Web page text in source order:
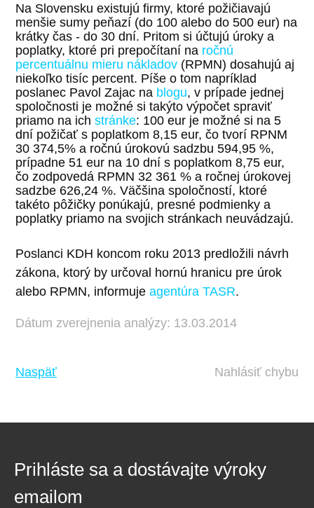
Na Slovensku existujú firmy, ktoré požičiavajú
menšie sumy peňazí (do 100 alebo do 500 eur) na
krátky čas - do 30 dní. Pritom si účtujú úroky a
poplatky, ktoré pri prepočítaní na ročnú
percentuálnu mieru nákladov (RPMN) dosahujú aj
niekoľko tisíc percent. Píše o tom napríklad
poslanec Pavol Zajac na blogu, v prípade jednej
spoločnosti je možné si takýto výpočet spraviť
priamo na ich stránke: 100 eur je možné si na 5
dní požičať s poplatkom 8,15 eur, čo tvorí RPNM
30 374,5% a ročnú úrokovú sadzbu 594,95 %,
prípadne 51 eur na 10 dní s poplatkom 8,75 eur,
čo zodpovedá RPMN 32 361 % a ročnej úrokovej
sadzbe 626,24 %. Väčšina spoločností, ktoré
takéto pôžičky ponúkajú, presné podmienky a
poplatky priamo na svojich stránkach neuvádzajú.
Poslanci KDH koncom roku 2013 predložili návrh
zákona, ktorý by určoval hornú hranicu pre úrok
alebo RPMN, informuje agentúra TASR.
Dátum zverejnenia analýzy: 13.03.2014
Naspäť Nahlásiť chybu
Prihláste sa a dostávajte výroky
emailom